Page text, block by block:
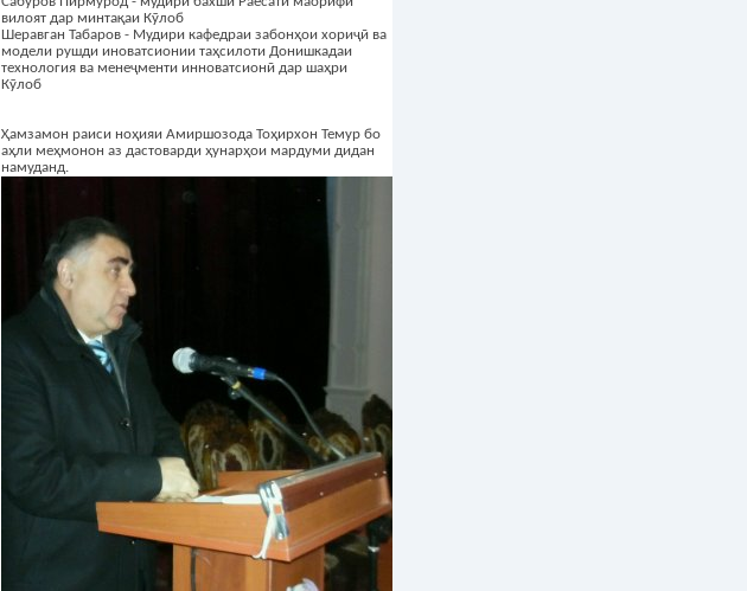
вилоят дар минтақаи Кӯлоб
Шеравган Табаров - Мудири кафедраи забонҳои хориҷӣ ва
модели рушди иноватсионии таҳсилоти Донишкадаи
технология ва менеҷменти инноватсионӣ дар шаҳри
Кӯлоб
Ҳамзамон раиси ноҳияи Амиршозода Тоҳирхон Темур бо
аҳли меҳмонон аз дастоварди ҳунарҳои мардуми дидан
намуданд.